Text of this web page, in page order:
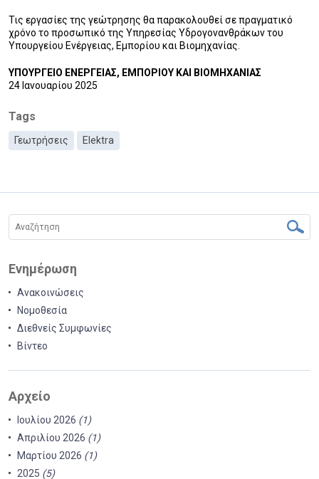
Τις εργασίες της γεώτρησης θα παρακολουθεί σε πραγματικό
χρόνο το προσωπικό της Υπηρεσίας Υδρογονανθράκων του
Υπουργείου Ενέργειας, Εμπορίου και Βιομηχανίας.
ΥΠΟΥΡΓΕΙΟ ΕΝΕΡΓΕΙΑΣ, ΕΜΠΟΡΙΟΥ ΚΑΙ ΒΙΟΜΗΧΑΝΙΑΣ
24 Ιανουαρίου 2025
Tags
Γεωτρήσεις Elektra
Ενημέρωση
Ανακοινώσεις
Νομοθεσία
Διεθνείς Συμφωνίες
Βίντεο
Αρχείο
Ιουλίου 2026 (1)
Απριλίου 2026 (1)
Μαρτίου 2026 (1)
2025 (5)